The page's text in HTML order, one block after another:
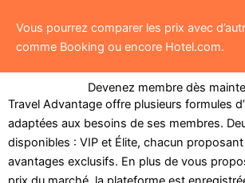
Vous pourrez comparer les prix avec
comme Booking ou encore Hotel.com.
Devenez membre dès
Travel Advantage offre plusieurs formules
adaptées aux besoins de ses membres.
disponibles : VIP et Élite, chacun
avantages exclusifs. En plus de vous